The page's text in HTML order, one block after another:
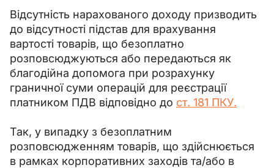
Відсутність нарахованого доходу призводить
до відсутності підстав для врахування
вартості товарів, що безоплатно
розповсюджуються або передаються як
благодійна допомога при розрахунку
граничної суми операцій для реєстрації
платником ПДВ відповідно до ст. 181 ПКУ.
Так, у випадку з безоплатним
розповсюдженням товарів, що здійснюється
в рамках корпоративних заходів та/або в